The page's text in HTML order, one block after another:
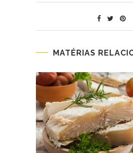
MATÉRIAS